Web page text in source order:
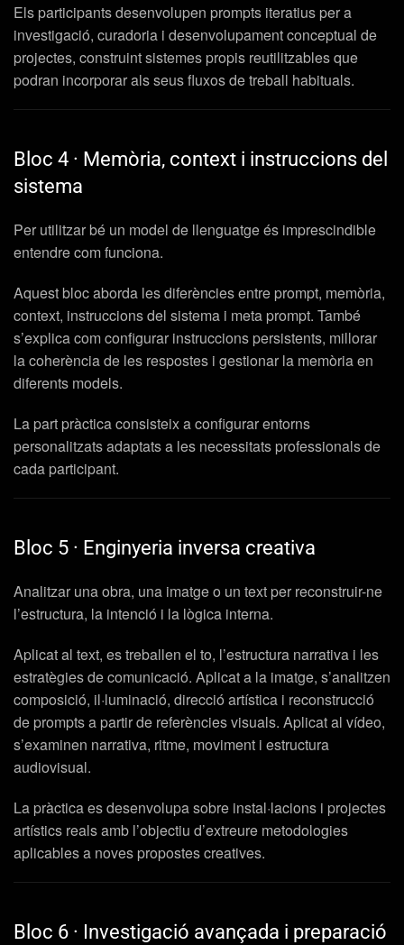
Els participants desenvolupen prompts iteratius per a
investigació, curadoria i desenvolupament conceptual de
projectes, construint sistemes propis reutilitzables que
podran incorporar als seus fluxos de treball habituals.
Bloc 4 · Memòria, context i instruccions del
sistema
Per utilitzar bé un model de llenguatge és imprescindible
entendre com funciona.
Aquest bloc aborda les diferències entre prompt, memòria,
context, instruccions del sistema i meta prompt. També
s’explica com configurar instruccions persistents, millorar
la coherència de les respostes i gestionar la memòria en
diferents models.
La part pràctica consisteix a configurar entorns
personalitzats adaptats a les necessitats professionals de
cada participant.
Bloc 5 · Enginyeria inversa creativa
Analitzar una obra, una imatge o un text per reconstruir-ne
l’estructura, la intenció i la lògica interna.
Aplicat al text, es treballen el to, l’estructura narrativa i les
estratègies de comunicació. Aplicat a la imatge, s’analitzen
composició, il·luminació, direcció artística i reconstrucció
de prompts a partir de referències visuals. Aplicat al vídeo,
s’examinen narrativa, ritme, moviment i estructura
audiovisual.
La pràctica es desenvolupa sobre instal·lacions i projectes
artístics reals amb l’objectiu d’extreure metodologies
aplicables a noves propostes creatives.
Bloc 6 · Investigació avançada i preparació